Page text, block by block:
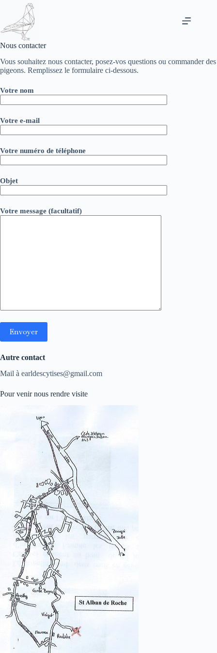
content
Nous contacter
Vous souhaitez nous contacter, posez-vos questions ou commander des
pigeons. Remplissez le formulaire ci-dessous.
Votre nom
Votre e-mail
Votre numéro de téléphone
Objet
Votre message (facultatif)
Autre contact
Mail à earldescytises@gmail.com
Pour venir nous rendre visite